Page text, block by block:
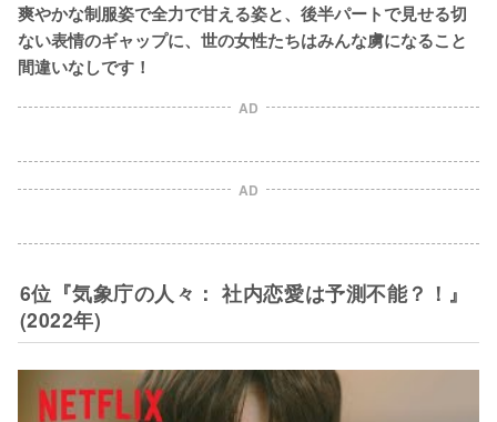
爽やかな制服姿で全力で甘える姿と、後半パートで見せる切
ない表情のギャップに、世の女性たちはみんな虜になること
間違いなしです！
AD
AD
6位『気象庁の人々： 社内恋愛は予測不能？！』
(2022年)